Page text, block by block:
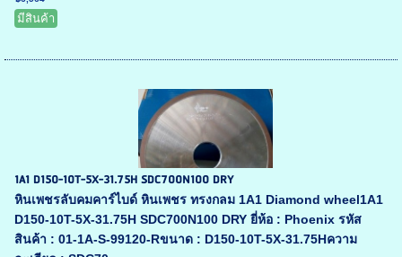
มีสินค้า
1A1 D150-10T-5X-31.75H SDC700N100 DRY
หินเพชรลับคมคาร์ไบด์ หินเพชร ทรงกลม 1A1 Diamond wheel1A1
D150-10T-5X-31.75H SDC700N100 DRY ยี่ห้อ : Phoenix รหัส
สินค้า : 01-1A-S-99120-Rขนาด : D150-10T-5X-31.75Hความ